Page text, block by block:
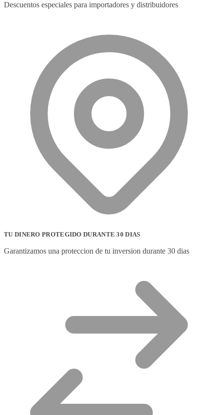
Descuentos especiales para importadores y distribuidores
TU DINERO PROTEGIDO DURANTE 30 DIAS
Garantizamos una proteccion de tu inversion durante 30 dias